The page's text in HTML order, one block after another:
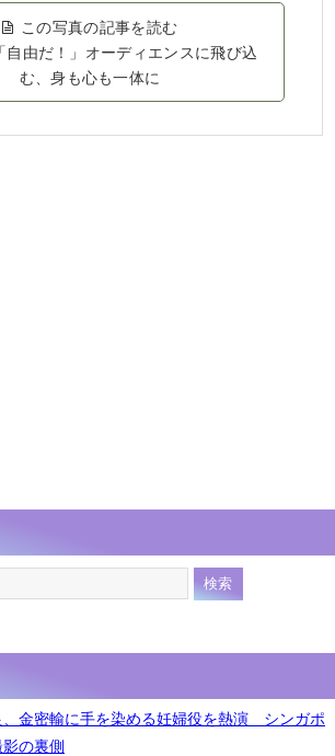
この写真の記事を読む
自由だ！」オーディエンスに飛び込
む、身も心も一体に
、金密輸に手を染める妊婦役を熱演 シンガポ
の裏側